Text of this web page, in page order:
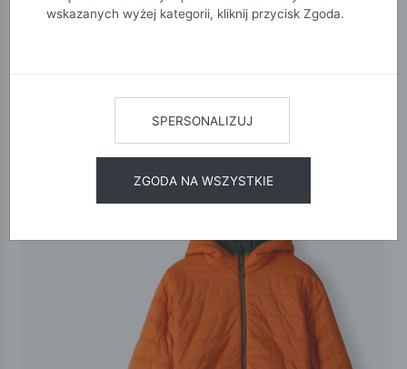
wskazanych wyżej kategorii, kliknij przycisk Zgoda.
SPERSONALIZUJ
ZGODA NA WSZYSTKIE